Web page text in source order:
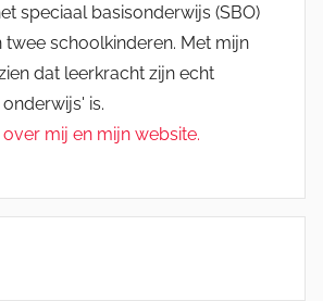
speciaal basisonderwijs (SBO)
schoolkinderen. Met mijn
dat leerkracht zijn echt
is.
mij en mijn website.